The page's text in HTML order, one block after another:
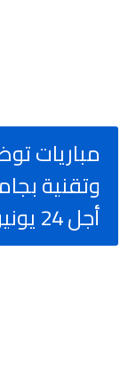
وتقنية
أجل 24 يونيو 2026